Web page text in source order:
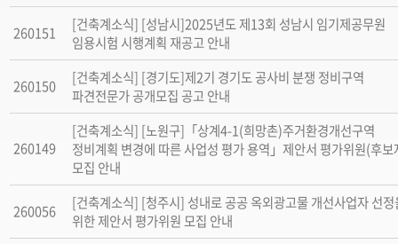
260151
[건축계소식] [성남시]2025년도 제13회 성남시 임기제공무원
임용시험 시행계획 재공고 안내
260150
[건축계소식] [경기도]제2기 경기도 공사비 분쟁 정비구역
파견전문가 공개모집 공고 안내
260149
[건축계소식] [노원구]「상계4-1(희망촌)주거환경개선구역
정비계획 변경에 따른 사업성 평가 용역」제안서 평가위원(후보
모집 안내
260056
[건축계소식] [청주시] 성내로 공공 옥외광고물 개선사업자 선정
위한 제안서 평가위원 모집 안내